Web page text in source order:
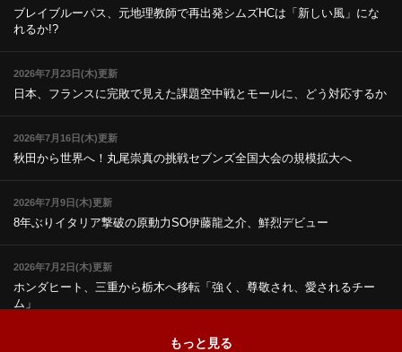
ブレイブルーパス、元地理教師で再出発シムズHCは「新しい風」にな
れるか!?
2026年7月23日(木)更新
日本、フランスに完敗で見えた課題空中戦とモールに、どう対応するか
2026年7月16日(木)更新
秋田から世界へ！丸尾崇真の挑戦セブンズ全国大会の規模拡大へ
2026年7月9日(木)更新
8年ぶりイタリア撃破の原動力SO伊藤龍之介、鮮烈デビュー
2026年7月2日(木)更新
ホンダヒート、三重から栃木へ移転「強く、尊敬され、愛されるチー
ム」
もっと見る